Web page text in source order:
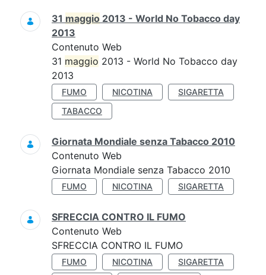
31 maggio 2013 - World No Tobacco day
2013
Contenuto Web
31 maggio 2013 - World No Tobacco day
2013
FUMO NICOTINA
SIGARETTA
TABACCO
Giornata Mondiale senza Tabacco 2010
Contenuto Web
Giornata Mondiale senza Tabacco 2010
FUMO NICOTINA SIGARETTA
SFRECCIA CONTRO IL FUMO
Contenuto Web
SFRECCIA CONTRO IL FUMO
FUMO NICOTINA
SIGARETTA